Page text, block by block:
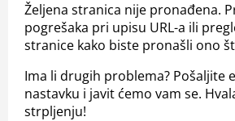
Željena stranica nije pronađena.
pogrešaka pri upisu URL-a ili
stranice kako biste pronašli ono
Ima li drugih problema? Pošaljite
nastavku i javit ćemo vam se.
strpljenju!